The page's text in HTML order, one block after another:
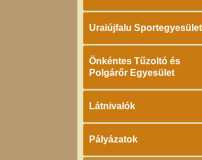
Uraiújfalu Sportegyesület
Önkéntes Tűzoltó és
Polgárőr Egyesület
Látnivalók
Pályázatok